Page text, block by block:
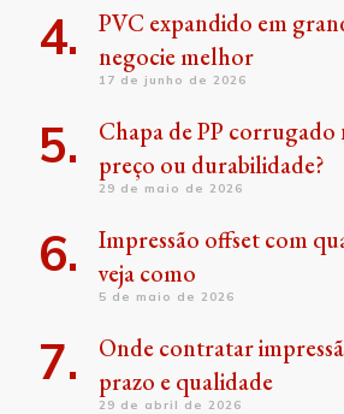
PVC expandido em
negocie melhor
17 de junho de 2026
Chapa de PP corrugado
preço ou durabilidade?
29 de maio de 2026
Impressão offset com
veja como
5 de maio de 2026
Onde contratar
prazo e qualidade
29 de abril de 2026